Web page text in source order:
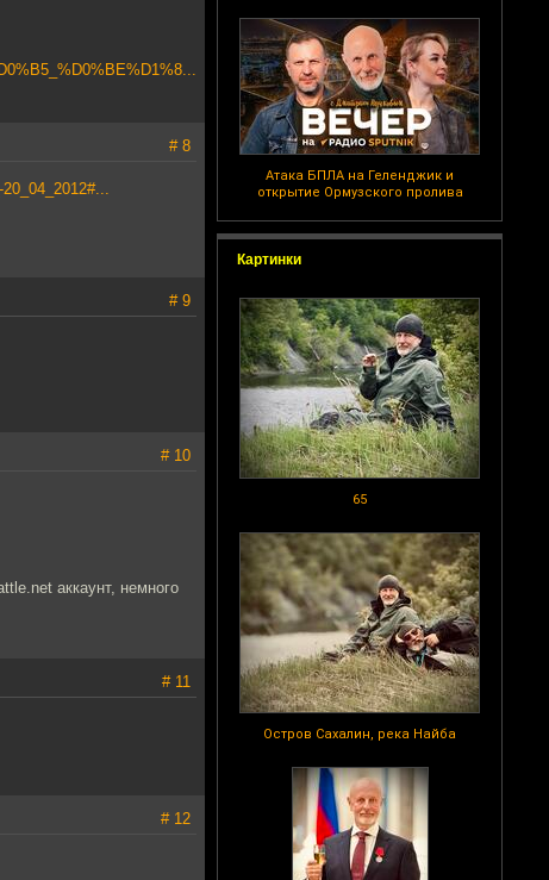
Атака БПЛА на Геленджик и
открытие Ормузского пролива
Картинки
65
Остров Сахалин, река Найба
# 8
# 9
# 10
аккаунт, немного
# 11
# 12